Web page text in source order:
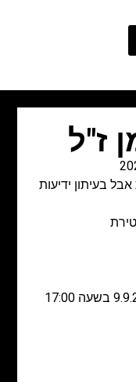
ז"ל
בעיתון ידיעות
הלווייתה תתקיים היום, יום שלישי 9.9.25 בשעה 17:00